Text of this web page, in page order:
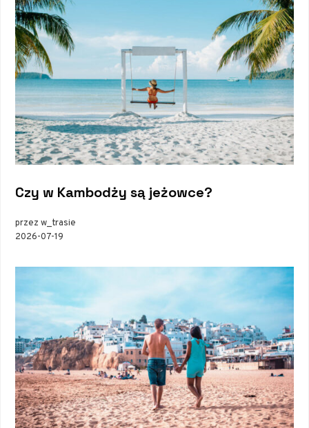
Czy w Kambodży są jeżowce?
przez w_trasie
2026-07-19